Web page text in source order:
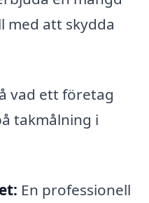
med att skydda
vad ett företag
takmålning i
En professionell